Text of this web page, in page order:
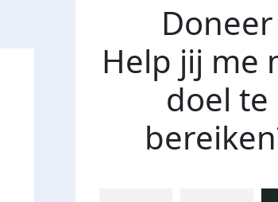
Doneer
Help jij me
doel te